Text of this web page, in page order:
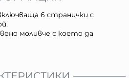
6 странички с
моливче с което да